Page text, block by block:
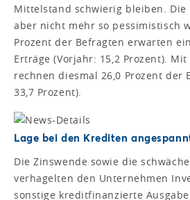
Mittelstand schwierig bleiben. Die
aber nicht mehr so pessimistisch
Prozent der Befragten erwarten
Erträge (Vorjahr: 15,2 Prozent).
rechnen diesmal 26,0 Prozent der
33,7 Prozent).
Lage bei den Krediten
Die Zinswende sowie die
verhagelten den Unternehmen
sonstige kreditfinanzierte